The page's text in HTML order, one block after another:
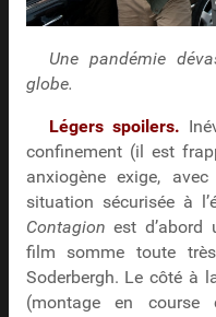
Une pandémie
globe.
Légers spoilers.
confinement (il est
anxiogène exige,
situation sécurisée à
Contagion est d’abord
film somme toute
Soderbergh. Le côté à
(montage en course